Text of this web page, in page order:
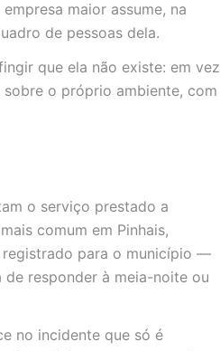
maior assume, na
de pessoas dela.
que ela não existe: em vez
o próprio ambiente, com
o serviço prestado a
comum em Pinhais,
para o município —
responder à meia-noite ou
no incidente que só é